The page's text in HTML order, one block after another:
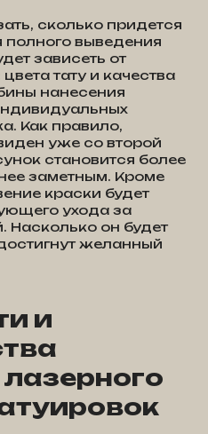
сколько придется
полного выведения
зависеть от
тату и качества
нанесения
Как правило,
уже со второй
становится более
заметным. Кроме
краски будет
ухода за
он будет
желанный
и